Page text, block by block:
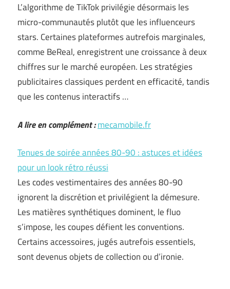
L’algorithme de TikTok privilégie désormais les
micro-communautés plutôt que les influenceurs
stars. Certaines plateformes autrefois marginales,
comme BeReal, enregistrent une croissance à deux
chiffres sur le marché européen. Les stratégies
publicitaires classiques perdent en efficacité, tandis
que les contenus interactifs …
A lire en complément :mecamobile.fr
Tenues de soirée années 80-90 : astuces et idées
pour un look rétro réussi
Les codes vestimentaires des années 80-90
ignorent la discrétion et privilégient la démesure.
Les matières synthétiques dominent, le fluo
s’impose, les coupes défient les conventions.
Certains accessoires, jugés autrefois essentiels,
sont devenus objets de collection ou d’ironie.